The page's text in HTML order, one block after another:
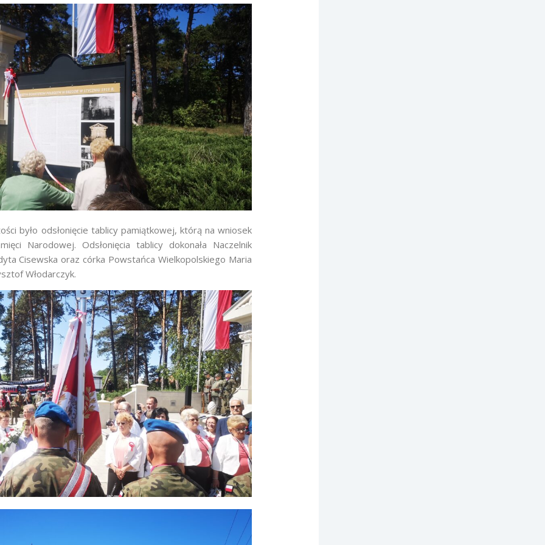
było odsłonięcie tablicy pamiątkowej, którą na wniosek
Narodowej. Odsłonięcia tablicy dokonała Naczelnik
Cisewska oraz córka Powstańca Wielkopolskiego Maria
Włodarczyk.